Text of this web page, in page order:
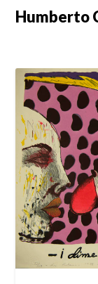
SkipHumberto